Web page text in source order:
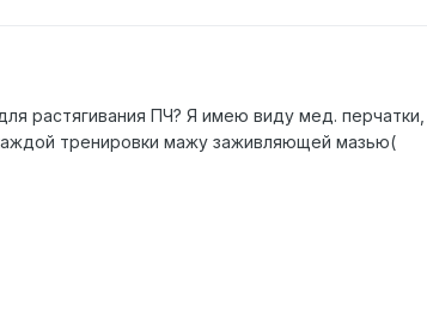
растягивания ПЧ? Я имею виду мед.
тренировки мажу заживляющей мазью(